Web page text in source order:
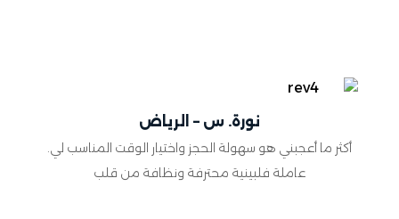
نورة. س – الرياض
أكثر ما أعجبني هو سهولة الحجز واختيار الوقت المناسب لي.
عاملة فلبينية محترفة ونظافة من قلب